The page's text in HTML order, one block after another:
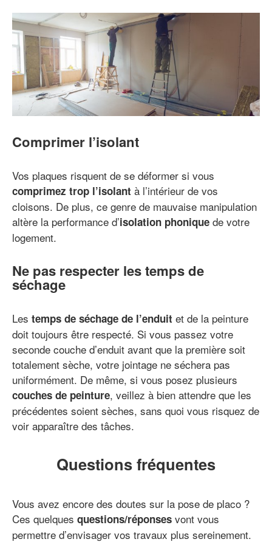
Comprimer l’isolant
Vos plaques risquent de se déformer si vous
comprimez trop l’isolant à l’intérieur de vos
cloisons. De plus, ce genre de mauvaise manipulation
altère la performance d’isolation phonique de votre
logement.
Ne pas respecter les temps de
séchage
Les temps de séchage de l’enduit et de la peinture
doit toujours être respecté. Si vous passez votre
seconde couche d’enduit avant que la première soit
totalement sèche, votre jointage ne séchera pas
uniformément. De même, si vous posez plusieurs
couches de peinture, veillez à bien attendre que les
précédentes soient sèches, sans quoi vous risquez de
voir apparaître des tâches.
Questions fréquentes
Vous avez encore des doutes sur la pose de placo ?
Ces quelques questions/réponses vont vous
permettre d’envisager vos travaux plus sereinement.